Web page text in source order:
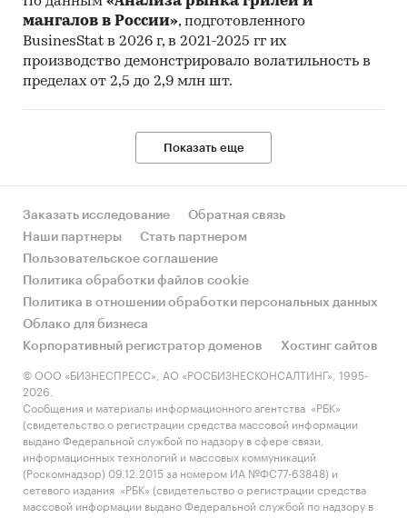
Данные игроков ВЭД:
Также в исследовании представлена
информация об участниках ВЭД с объемами
поставок:
- Рейтинг ведущих российских экспортеров и
Количественные показатели в отчете
рассчитаны в тоннах, стоимостные - в
География исследования:
РФ, федеральные округа и регионы РФ, страны
мира
Категории: Промышленность / Угольная
промышленность
Россия
мангалов в России», подготовленного
BusinesStat в 2026 г, в 2021-2025 гг их
производство демонстрировало волатильность в
пределах от 2,5 до 2,9 млн шт.
Показать еще
Заказать исследование
Обратная связь
Наши партнеры
Стать партнером
Пользовательское соглашение
Политика обработки файлов cookie
Политика в отношении обработки персональных данных
Облако для бизнеса
Корпоративный регистратор доменов
Хостинг сайтов
© ООО «БИЗНЕСПРЕСС», АО «РОСБИЗНЕСКОНСАЛТИНГ», 1995-
2026.
Сообщения и материалы информационного агентства «РБК»
(свидетельство о регистрации средства массовой информации
выдано Федеральной службой по надзору в сфере связи,
информационных технологий и массовых коммуникаций
(Роскомнадзор) 09.12.2015 за номером ИА №ФС77-63848) и
сетевого издания «РБК» (свидетельство о регистрации средства
массовой информации выдано Федеральной службой по надзору в